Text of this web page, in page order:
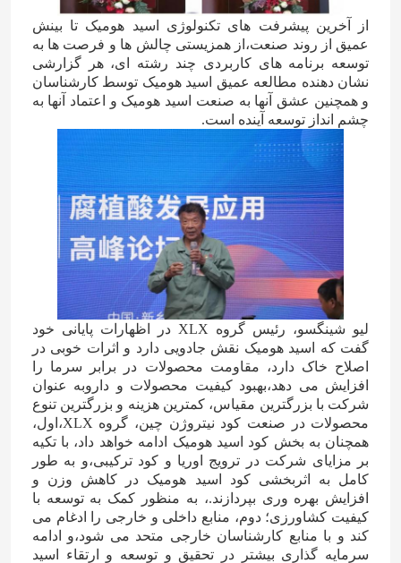
صفحه اصلی
محصولات
فیلم های
درباره ما
تور کارخانه
از آخرین پیشرفت های تکنولوژی اسید هومیک تا بینش
عمیق از روند صنعت،از همزیستی چالش ها و فرصت ها به
توسعه برنامه های کاربردی چند رشته ای، هر گزارشی
نشان دهنده مطالعه عمیق اسید هومیک توسط کارشناسان
و همچنین عشق آنها به صنعت اسید هومیک و اعتماد آنها به
چشم انداز توسعه آینده است.
لیو شینگسو، رئیس گروه XLX در اظهارات پایانی خود
گفت که اسید هومیک نقش جادویی دارد و اثرات خوبی در
اصلاح خاک دارد، مقاومت محصولات در برابر سرما را
افزایش می دهد،بهبود کیفیت محصولات و داروبه عنوان
شرکت با بزرگترین مقیاس، کمترین هزینه و بزرگترین تنوع
محصولات در صنعت کود نیتروژن چین، گروه XLX،اول،
همچنان به بخش کود اسید هومیک ادامه خواهد داد، با تکیه
بر مزایای شرکت در ترویج اوریا و کود ترکیبی،و به طور
کامل به اثربخشی کود اسید هومیک در کاهش وزن و
افزایش بهره وری بپردازند.، به منظور کمک به توسعه با
کیفیت کشاورزی؛ دوم، منابع داخلی و خارجی را ادغام می
کند و با منابع کارشناسان خارجی متحد می شود،و ادامه
سرمایه گذاری بیشتر در تحقیق و توسعه و ارتقاء اسید